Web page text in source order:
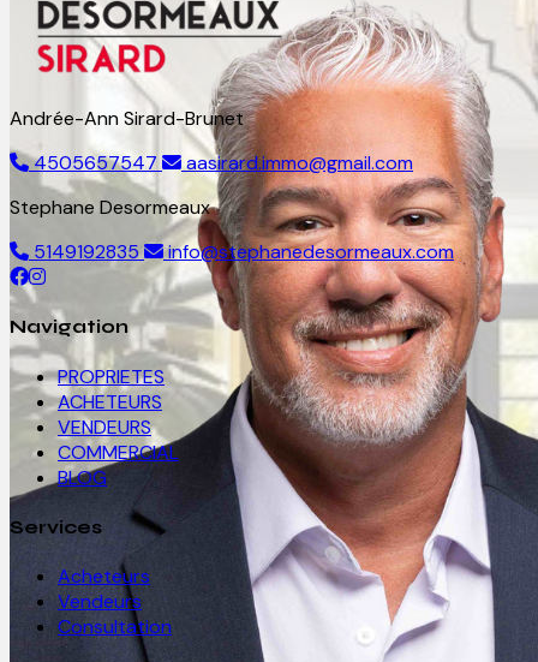
Andrée-Ann Sirard-Brunet
4505657547
aasirard.immo@gmail.com
Stephane Desormeaux
5149192835
info@stephanedesormeaux.com
Navigation
PROPRIETES
ACHETEURS
VENDEURS
COMMERCIAL
BLOG
Services
Acheteurs
Vendeurs
Consultation